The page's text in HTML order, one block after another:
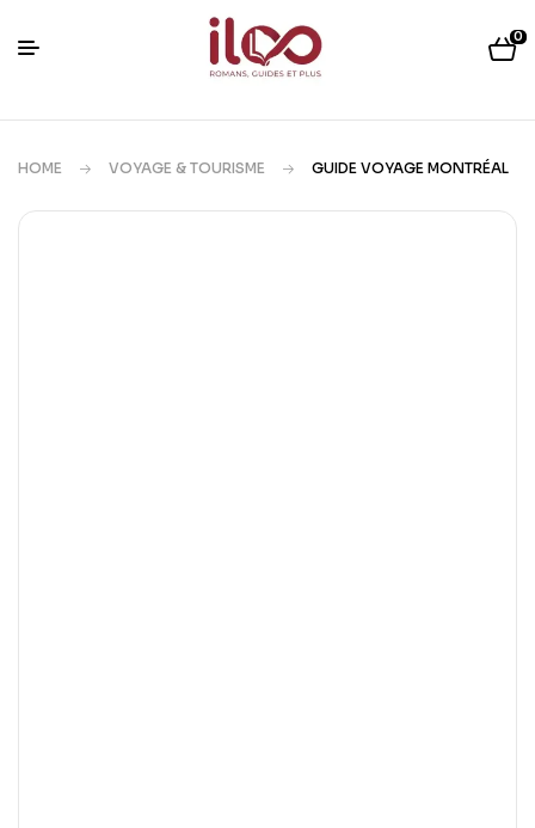
0
HOME VOYAGE & TOURISME GUIDE VOYAGE MONTRÉAL